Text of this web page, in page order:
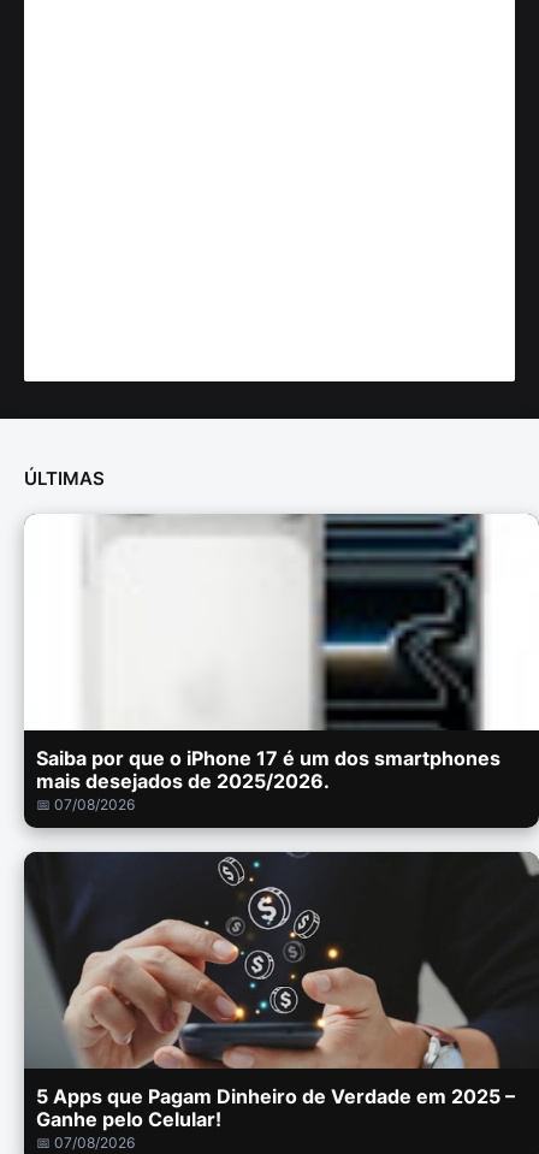
ÚLTIMAS
Saiba por que o iPhone 17 é um dos smartphones
mais desejados de 2025/2026.
📅 07/08/2026
5 Apps que Pagam Dinheiro de Verdade em 2025 –
Ganhe pelo Celular!
📅 07/08/2026